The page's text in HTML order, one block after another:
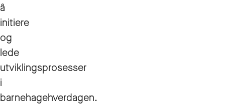
å
initiere
og
lede
utviklingsprosesser
i
barnehagehverdagen.